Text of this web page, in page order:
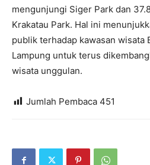
mengunjungi Siger Park dan
Krakatau Park. Hal ini
publik terhadap kawasan wisata
Lampung untuk terus
wisata unggulan.
Jumlah Pembaca 451